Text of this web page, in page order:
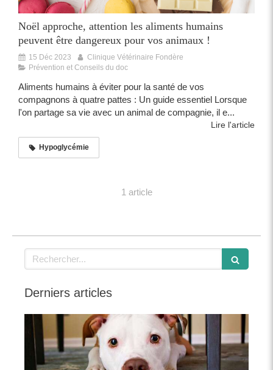
Noël approche, attention les aliments humains
peuvent être dangereux pour vos animaux !
15 Déc 2023
Clinique Vétérinaire Fondère
Prévention et Conseils du doc
Aliments humains à éviter pour la santé de vos
compagnons à quatre pattes : Un guide essentiel Lorsque
l'on partage sa vie avec un animal de compagnie, il e...
Lire l'article
Hypoglycémie
1 article
Rechercher
Derniers articles